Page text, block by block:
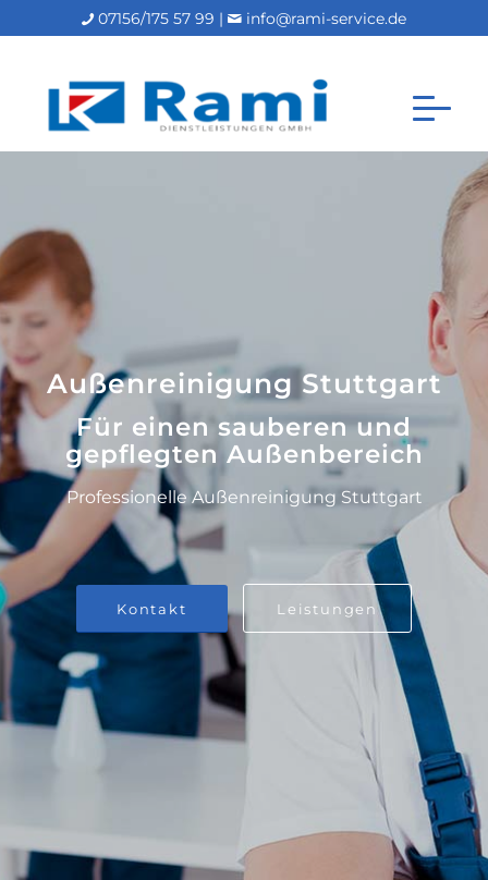
07156/175 57 99 | info@rami-service.de
Außenreinigung Stuttgart
Für einen sauberen und
gepflegten Außenbereich
Professionelle Außenreinigung Stuttgart
Kontakt Leistungen